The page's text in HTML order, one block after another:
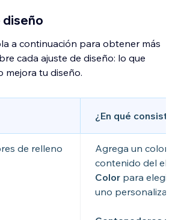
diseño
a continuación para obtener más
cada ajuste de diseño: lo que
mejora tu diseño.
¿En qué consiste?
de relleno
Agrega un color
contenido del
Color para elegir
uno personalizado.